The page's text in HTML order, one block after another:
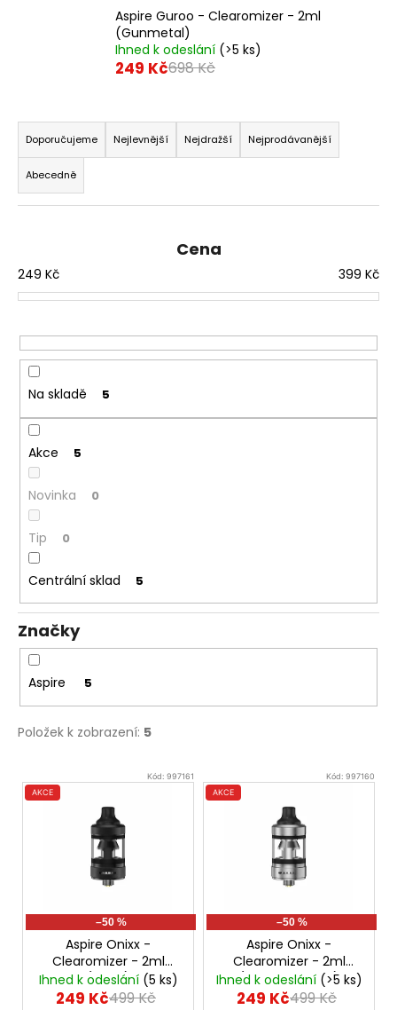
Aspire Guroo - Clearomizer - 2ml
(Gunmetal)
Ihned k odeslání (>5 ks)
249 Kč698 Kč
Ř
a
z
e
n
r
o
u
k
ů
Doporučujeme Nejlevnější Nejdražší Nejprodávanější
Abecedně
Cena
249 Kč 399 Kč
Na skladě 5
Akce 5
Novinka 0
Tip 0
Centrální sklad 5
Značky
Aspire 5
Položek k zobrazení: 5
V
ý
o
Kód: 997161
AKCE
–50 %
Aspire Onixx -
Clearomizer - 2ml
(Black)
Ihned k odeslání (5 ks)
249 Kč499 Kč
Kód: 997160
AKCE
–50 %
Aspire Onixx -
Clearomizer - 2ml
(Stainless Steel)
Ihned k odeslání (>5 ks)
249 Kč499 Kč
HLEDAT
o
p
o
u
j
e
m
ELF
BAR
ELFLIQ
-
SALT
E-
LIQUID
STRAWBERRY
KIWI
10ML
10MG
Kč
Původně:
245
Kč